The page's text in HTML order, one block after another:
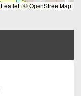
Leaflet |©OpenStreetMap